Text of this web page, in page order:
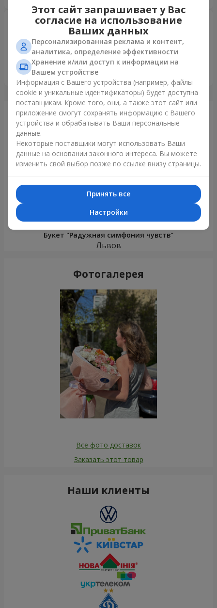
Олена 05.07.2026
Замовляла онлайн доставку з Києва в Кременчук цей
букет "Рожева хмара" мамі на день народження. Букет
неймовірно гарний, квіти свіжі і стоїть букет вже більше
тижня ❤️ Моя мама в захваті, дякую вам велике
Только что доставили
Букет "Радужная симфония чувств"
Львов
Фотогалерея
Все фото доставок
Заказать этот товар
Наши клиенты
Этот сайт запрашивает у Вас
согласие на использование
Ваших данных
Персонализированная реклама и контент,
аналитика, определение эффективности
Хранение и/или доступ к информации на
Вашем устройстве
Информация с Вашего устройства (например, файлы
cookie и уникальные идентификаторы) будет доступна
поставщикам. Кроме того, они, а также этот сайт или
приложение смогут сохранять информацию с Вашего
устройства и обрабатывать Ваши персональные
данные.
Некоторые поставщики могут использовать Ваши
данные на основании законного интереса. Вы можете
изменить свой выбор позже по ссылке внизу страницы.
Принять все
Настройки